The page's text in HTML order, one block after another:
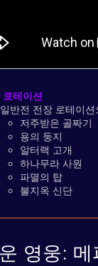
로테이션
일반전 전장 로테이
저주받은 골짜기
용의 둥지
알터랙 고개
하나무라 사원
파멸의 탑
불지옥 신단
영웅: 메